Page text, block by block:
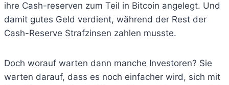
ihre Cash-reserven zum Teil in Bitcoin angelegt. Und
damit gutes Geld verdient, während der Rest der
Cash-Reserve Strafzinsen zahlen musste.
Doch worauf warten dann manche Investoren? Sie
warten darauf, dass es noch einfacher wird, sich mit